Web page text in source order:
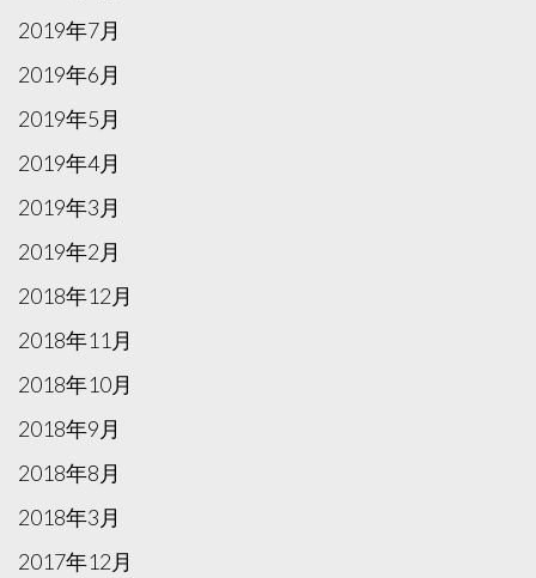
2019年7月
2019年6月
2019年5月
2019年4月
2019年3月
2019年2月
2018年12月
2018年11月
2018年10月
2018年9月
2018年8月
2018年3月
2017年12月